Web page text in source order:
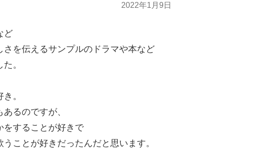
2022年1月9日
ど
を伝えるサンプルのドラマや本など
。
。
るのですが、
をすることが好きで
ことが好きだったんだと思います。